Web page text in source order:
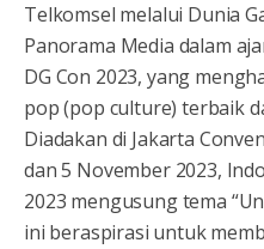
Telkomsel melalui Dunia
Panorama Media dalam
DG Con 2023, yang
pop (pop culture) terbaik
Diadakan di Jakarta
dan 5 November 2023,
2023 mengusung tema
ini beraspirasi untuk